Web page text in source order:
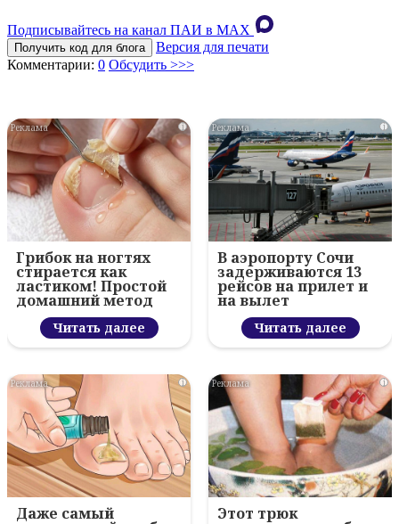
Подписывайтесь на канал ПАИ в MAХ
Получить код для блога
Версия для печати
Комментарии: 0 Обсудить >>>
i
Грибок на ногтях
стирается как
ластиком! Простой
домашний метод
Читать далее
i
В аэропорту Сочи
задерживаются 13
рейсов на прилет и
на вылет
Читать далее
i
Даже самый
i
Этот трюк